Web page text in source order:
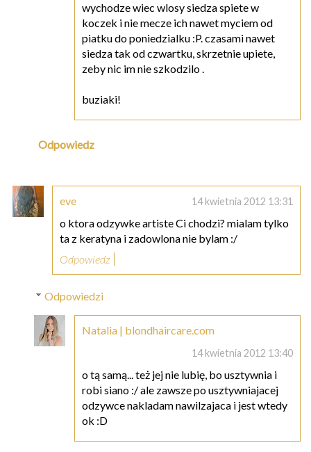
wychodze wiec wlosy siedza spiete w
koczek i nie mecze ich nawet myciem od
piatku do poniedzialku :P. czasami nawet
siedza tak od czwartku, skrzetnie upiete,
zeby nic im nie szkodzilo .
buziaki!
Odpowiedz
eve 14 kwietnia 2012 13:31
o ktora odzywke artiste Ci chodzi? mialam tylko
ta z keratyna i zadowlona nie bylam :/
Odpowiedz
Odpowiedzi
Natalia | blondhaircare.com
14 kwietnia 2012 13:40
o tą samą... też jej nie lubię, bo usztywnia i
robi siano :/ ale zawsze po usztywniajacej
odzywce nakladam nawilzajaca i jest wtedy
ok :D